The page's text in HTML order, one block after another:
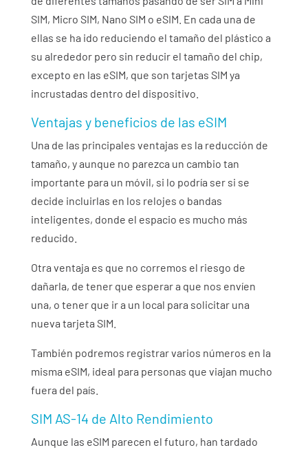
SIM, Micro SIM, Nano SIM o eSIM. En cada una de
ellas se ha ido reduciendo el tamaño del plástico a
su alrededor pero sin reducir el tamaño del chip,
excepto en las eSIM, que son tarjetas SIM ya
incrustadas dentro del dispositivo.
Ventajas y beneficios de las eSIM
Una de las principales ventajas es la reducción de
tamaño, y aunque no parezca un cambio tan
importante para un móvil, si lo podría ser si se
decide incluirlas en los relojes o bandas
inteligentes, donde el espacio es mucho más
reducido.
Otra ventaja es que no corremos el riesgo de
dañarla, de tener que esperar a que nos envíen
una, o tener que ir a un local para solicitar una
nueva tarjeta SIM.
También podremos registrar varios números en la
misma eSIM, ideal para personas que viajan mucho
fuera del país.
SIM AS-14 de Alto Rendimiento
Aunque las eSIM parecen el futuro, han tardado